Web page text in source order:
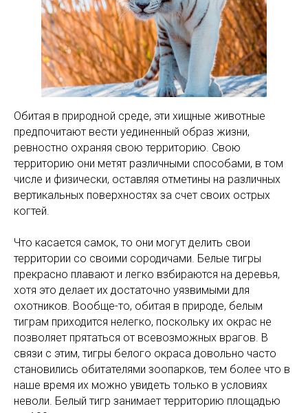
Обитая в природной среде, эти хищные животные
предпочитают вести уединенный образ жизни,
ревностно охраняя свою территорию. Свою
территорию они метят различными способами, в том
числе и физически, оставляя отметины на различных
вертикальных поверхностях за счет своих острых
когтей.
Что касается самок, то они могут делить свои
территории со своими сородичами. Белые тигры
прекрасно плавают и легко взбираются на деревья,
хотя это делает их достаточно уязвимыми для
охотников. Вообще-то, обитая в природе, белым
тиграм приходится нелегко, поскольку их окрас не
позволяет прятаться от всевозможных врагов. В
связи с этим, тигры белого окраса довольно часто
становились обитателями зоопарков, тем более что в
наше время их можно увидеть только в условиях
неволи. Белый тигр занимает территорию площадью